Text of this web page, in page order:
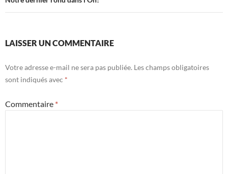
LAISSER UN COMMENTAIRE
Votre adresse e-mail ne sera pas publiée. Les champs obligatoires
sont indiqués avec *
Commentaire *